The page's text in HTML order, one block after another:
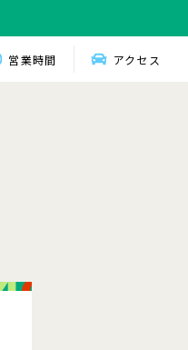
営業時間 アクセス